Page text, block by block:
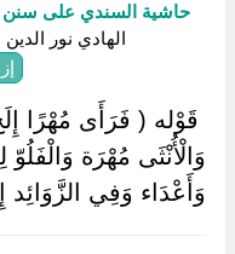
حاشية السندي على سنن
الهادي نور الدين
‏قَوْله ( فَرَأَى مُهْرًا
وَالْأُنْثَى مُهْرَة
وَأَعْدَاء وَفِي الزَّوَائِد